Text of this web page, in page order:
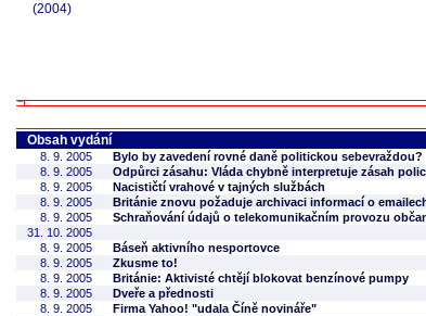
(2004)
Obsah vydání
8. 9. 2005
Bylo by zavedení rovné daně politickou sebevraždou?
8. 9. 2005
Odpůrci zásahu: Vláda chybně interpretuje zásah
8. 9. 2005
Nacističtí vrahové v tajných službách
8. 9. 2005
Británie znovu požaduje archivaci informací o
8. 9. 2005
Schraňování údajů o telekomunikačním provozu
31. 10. 2005
8. 9. 2005
Báseň aktivního nesportovce
8. 9. 2005
Zkusme to!
8. 9. 2005
Británie: Aktivisté chtějí blokovat benzínové pumpy
8. 9. 2005
Dveře a přednosti
8. 9. 2005
Firma Yahoo! "udala Číně novináře"